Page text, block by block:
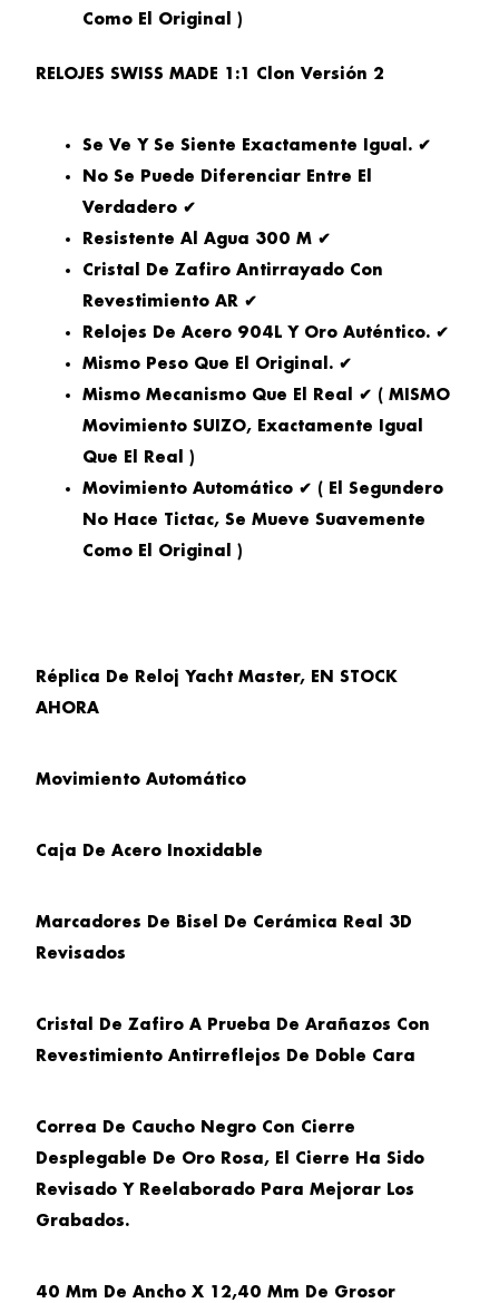
Como El Original )
RELOJES SWISS MADE 1:1 Clon Versión 2
Se Ve Y Se Siente Exactamente Igual. ✔
No Se Puede Diferenciar Entre El
Verdadero ✔
Resistente Al Agua 300 M ✔
Cristal De Zafiro Antirrayado Con
Revestimiento AR ✔
Relojes De Acero 904L Y Oro Auténtico. ✔
Mismo Peso Que El Original. ✔
Mismo Mecanismo Que El Real ✔ ( MISMO
Movimiento SUIZO, Exactamente Igual
Que El Real )
Movimiento Automático ✔ ( El Segundero
No Hace Tictac, Se Mueve Suavemente
Como El Original )
Réplica De Reloj Yacht Master, EN STOCK
AHORA
Movimiento Automático
Caja De Acero Inoxidable
Marcadores De Bisel De Cerámica Real 3D
Revisados
Cristal De Zafiro A Prueba De Arañazos Con
Revestimiento Antirreflejos De Doble Cara
Correa De Caucho Negro Con Cierre
Desplegable De Oro Rosa, El Cierre Ha Sido
Revisado Y Reelaborado Para Mejorar Los
Grabados.
40 Mm De Ancho X 12,40 Mm De Grosor